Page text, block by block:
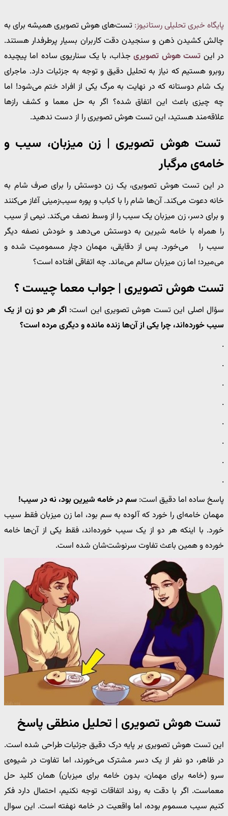
پایگاه خبری تحلیلی رستانیوز: تست‌های هوش تصویری همیشه برای به
چالش کشیدن ذهن و سنجیدن دقت کاربران بسیار پرطرفدار هستند.
در این تست هوش تصویریجذاب، با یک سناریوی ساده اما پیچیده
روبرو هستیم که نیاز به تحلیل دقیق و توجه به جزئیات دارد. ماجرای
یک شام دوستانه که در نهایت به مرگ یکی از افراد ختم می‌شود! اما
چه چیزی باعث این اتفاق شده؟ اگر به حل معما و کشف رازها
علاقه‌مند هستید، این تست هوش تصویری را از دست ندهید.
تست هوش تصویری | زن میزبان، سیب و
خامه‌ی مرگبار
در این تست هوش تصویری، یک زن دوستش را برای صرف شام به
خانه دعوت می‌کند. آن‌ها شام را با کباب و پوره سیب‌زمینی آغاز می‌کنند
و برای دسر، زن میزبان یک سیب را از وسط نصف می‌کند. نیمی از سیب
را همراه با خامه شیرین به دوستش می‌دهد و خودش نصفه دیگر
سیب را می‌خورد. پس از دقایقی، مهمان دچار مسمومیت شده و
می‌میرد؛ اما زن میزبان سالم می‌ماند. چه اتفاقی افتاده است؟
تست هوش تصویری | جواب معما چیست ؟
سؤال اصلی این تست هوش تصویری این است: اگر هر دو زن از یک
سیب خورده‌اند، چرا یکی از آن‌ها زنده مانده و دیگری مرده است؟
.
.
.
.
.
.
.
.
پاسخ ساده اما دقیق است: سم در خامه شیرین بود، نه در سیب!
مهمان خامه‌ای را خورد که آلوده به سم بود، اما زن میزبان فقط سیب
خورد. با اینکه هر دو از یک سیب خورده‌اند، فقط یکی از آن‌ها خامه
خورده و همین باعث تفاوت سرنوشت‌شان شده است.
تست هوش تصویری | تحلیل منطقی پاسخ
این تست هوش تصویری بر پایه درک دقیق جزئیات طراحی شده است.
در ظاهر، دو نفر از یک دسر مشترک می‌خورند، اما تفاوت در شیوه‌ی
سرو (خامه برای مهمان، بدون خامه برای میزبان) همان کلید حل
معماست. اگر با دقت به روند اتفاقات توجه نکنیم، احتمال دارد فکر
کنیم سیب مسموم بوده، اما واقعیت در خامه نهفته است. این سوال